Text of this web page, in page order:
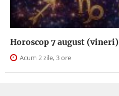
Horoscop 7 august (vineri)
Acum 2 zile, 3 ore